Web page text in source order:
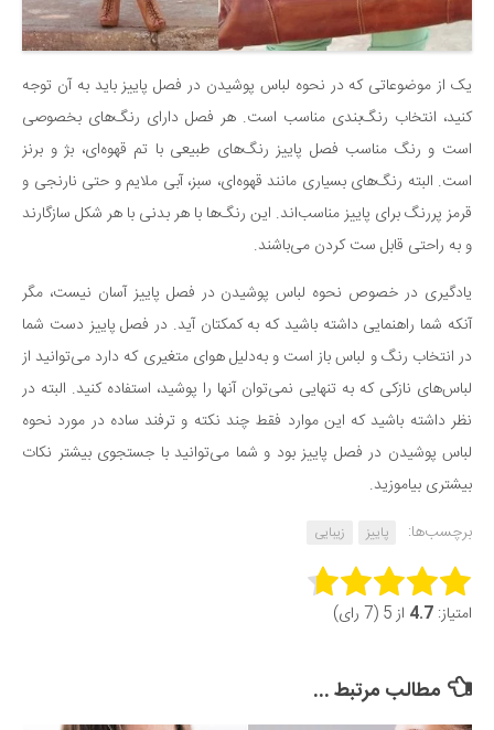
یک از موضوعاتی که در نحوه لباس پوشیدن در فصل پاییز باید به آن توجه
کنید، انتخاب رنگ‌بندی مناسب است. هر فصل دارای رنگ‌های بخصوصی
است و رنگ مناسب فصل پاییز رنگ‌های طبیعی با تم قهوه‌ای، بژ و برنز
است. البته رنگ‌های بسیاری مانند قهوه‌ای، سبز، آبی ملایم و حتی نارنجی و
قرمز پررنگ برای پاییز مناسب‌اند. این رنگ‌ها با هر بدنی با هر شکل سازگارند
و به راحتی قابل ست کردن می‌باشند.
یادگیری در خصوص نحوه لباس پوشیدن در فصل پاییز آسان نیست، مگر
آنکه شما راهنمایی داشته باشید که به کمکتان آید. در فصل پاییز دست شما
در انتخاب رنگ و لباس باز است و به‌دلیل هوای متغیری که دارد می‌توانید از
لباس‌های نازکی که به تنهایی نمی‌توان آنها را پوشید، استفاده کنید. البته در
نظر داشته باشید که این موارد فقط چند نکته و ترفند ساده در مورد نحوه
لباس پوشیدن در فصل پاییز بود و شما می‌توانید با جستجوی بیشتر نکات
بیشتری بیاموزید.
برچسب‌ها:
پاییز زیبایی
Rate this item:
امتیاز: 4.7 از 5 (7 رای)
مطالب مرتبط ...